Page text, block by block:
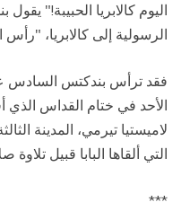
اليوم كالابريا الحبيبة!"
الرسولية إلى كالابريا،
فقد ترأس بندكتس السادس
الأحد في ختام القداس
لاميستيا تيرمي، المدينة
التي ألقاها البابا قبيل تلاوة
***